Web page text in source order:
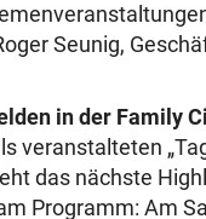
Seunig,
in der Family
veranstalteten
das nächste
Programm: Am